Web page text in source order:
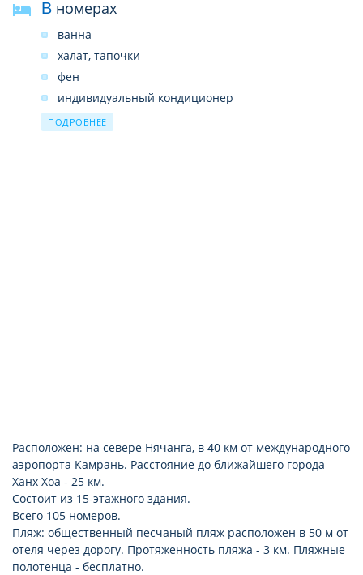
В номерах
ванна
халат, тапочки
фен
индивидуальный кондиционер
телевизор с 1 русскоязычным каналом
ПОДРОБНЕЕ
Расположен: на севере Нячанга, в 40 км от международного
аэропорта Камрань. Расстояние до ближайшего города
Ханх Хоа - 25 км.
Состоит из 15-этажного здания.
Всего 105 номеров.
Пляж: общественный песчаный пляж расположен в 50 м от
отеля через дорогу. Протяженность пляжа - 3 км. Пляжные
полотенца - бесплатно.